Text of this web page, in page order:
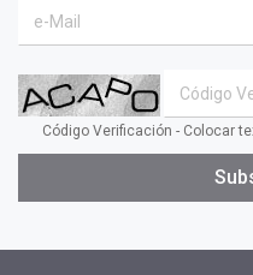
Código Verificación - Colocar